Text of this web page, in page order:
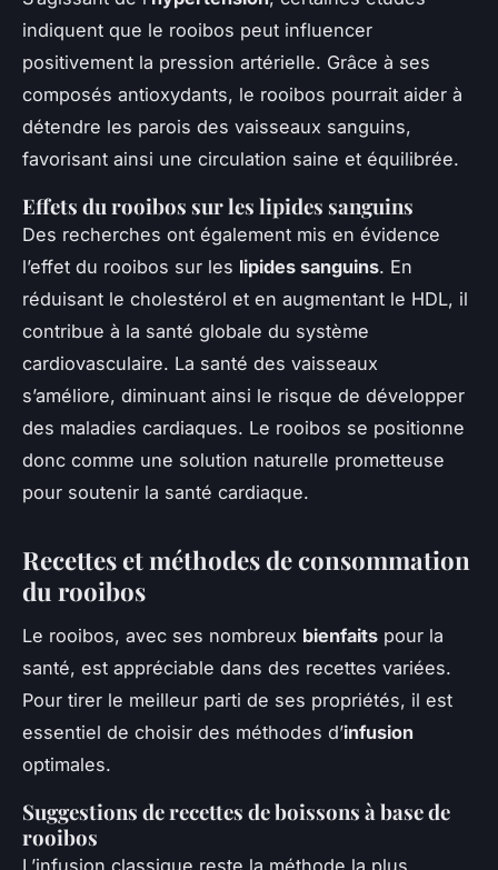
indiquent que le rooibos peut influencer
positivement la pression artérielle. Grâce à ses
composés antioxydants, le rooibos pourrait aider à
détendre les parois des vaisseaux sanguins,
favorisant ainsi une circulation saine et équilibrée.
Effets du rooibos sur les lipides sanguins
Des recherches ont également mis en évidence
l’effet du rooibos sur les lipides sanguins. En
réduisant le cholestérol et en augmentant le HDL, il
contribue à la santé globale du système
cardiovasculaire. La santé des vaisseaux
s’améliore, diminuant ainsi le risque de développer
des maladies cardiaques. Le rooibos se positionne
donc comme une solution naturelle prometteuse
pour soutenir la santé cardiaque.
Recettes et méthodes de consommation
du rooibos
Le rooibos, avec ses nombreux bienfaits pour la
santé, est appréciable dans des recettes variées.
Pour tirer le meilleur parti de ses propriétés, il est
essentiel de choisir des méthodes d’infusion
optimales.
Suggestions de recettes de boissons à base de
rooibos